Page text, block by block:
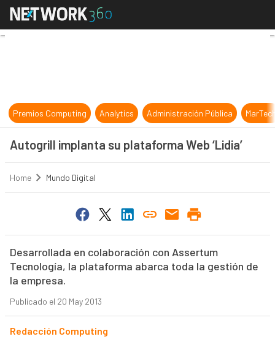
Autogrill implanta su plataforma
Premios Computing Analytics Administración Pública
Autogrill implanta su plataforma Web ‘Lidia’
Home Mundo Digital
Desarrollada en colaboración con Assertum
Tecnología, la plataforma abarca toda la gestión de
la empresa.
Publicado el 20 May 2013
Redacción Computing